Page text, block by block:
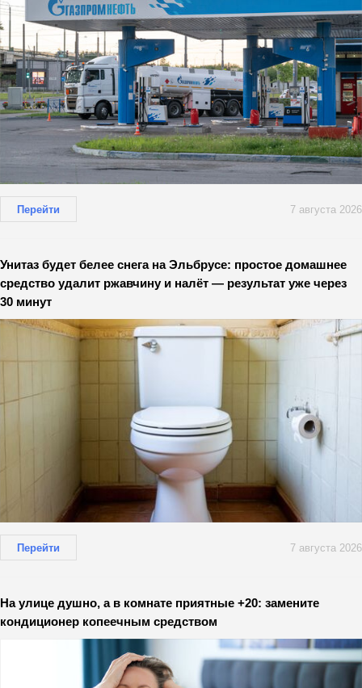
Перейти 7 августа 2026
Унитаз будет белее снега на Эльбрусе: простое домашнее
средство удалит ржавчину и налёт — результат уже через
30 минут
Перейти 7 августа 2026
На улице душно, а в комнате приятные +20: замените
кондиционер копеечным средством